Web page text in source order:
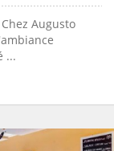
Augusto
...